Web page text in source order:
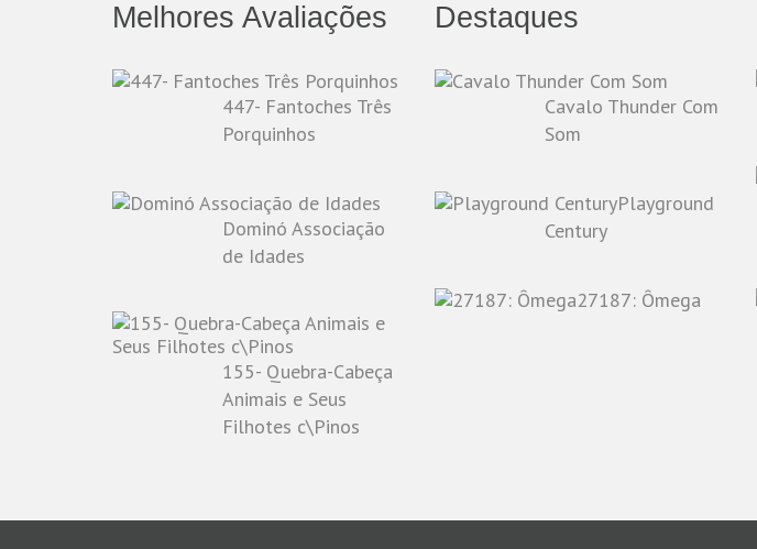
Melhores Avaliações
447- Fantoches Três
Porquinhos
Dominó Associação
de Idades
155- Quebra-Cabeça
Animais e Seus
Filhotes c\Pinos
Destaques
Cavalo Thunder Com
Som
Playground
Century
27187: Ômega